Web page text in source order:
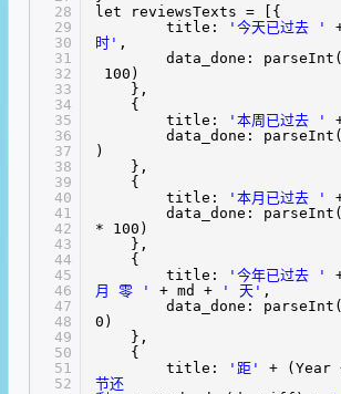
28
29
30
31
32
33
34
35
36
37
38
39
40
41
42
43
44
45
46
47
48
49
50
51
52
let reviewsTexts = [{
title:
'今天已过去 '
时' ,
data_done:
100)
},
{
title:
'本周已过去 '
data_done:
)
},
{
title:
'本月已过去 '
data_done:
* 100)
},
{
title:
'今年已过去 '
月 零 '
+ md + ' 天' ,
data_done:
0)
},
{
title:
'距' + (Year
节还